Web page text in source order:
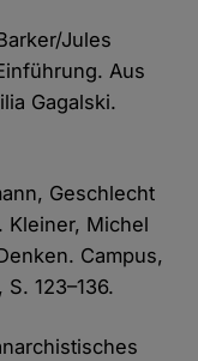
Jules
Aus
Gagalski.
Geschlecht
Kleiner, Michel
Campus,
123–136.